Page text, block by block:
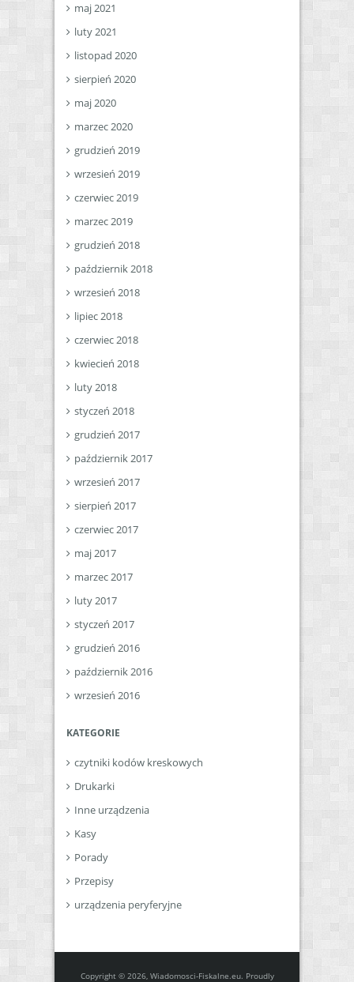
maj 2021
luty 2021
listopad 2020
sierpień 2020
maj 2020
marzec 2020
grudzień 2019
wrzesień 2019
czerwiec 2019
marzec 2019
grudzień 2018
październik 2018
wrzesień 2018
lipiec 2018
czerwiec 2018
kwiecień 2018
luty 2018
styczeń 2018
grudzień 2017
październik 2017
wrzesień 2017
sierpień 2017
czerwiec 2017
maj 2017
marzec 2017
luty 2017
styczeń 2017
grudzień 2016
październik 2016
wrzesień 2016
KATEGORIE
czytniki kodów kreskowych
Drukarki
Inne urządzenia
Kasy
Porady
Przepisy
urządzenia peryferyjne
Copyright © 2026, Wiadomosci-Fiskalne.eu. Proudly